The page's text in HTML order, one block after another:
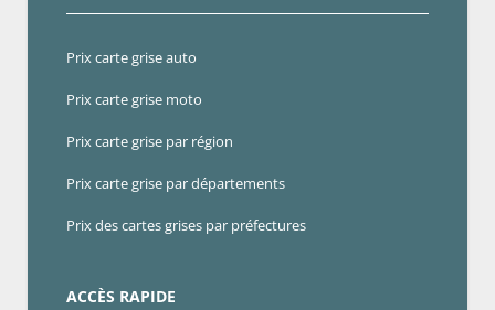
Prix carte grise auto
Prix carte grise moto
Prix carte grise par région
Prix carte grise par départements
Prix des cartes grises par préfectures
ACCÈS RAPIDE